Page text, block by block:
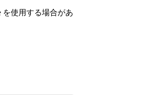
使⽤する場合があ